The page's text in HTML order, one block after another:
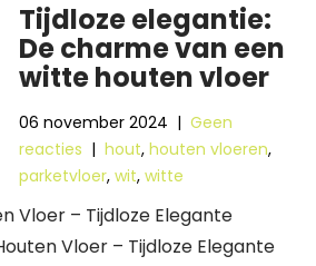
Tijdloze elegantie:
De charme van een
witte houten vloer
06 november 2024 |Geen
reacties |hout,houten vloeren,
parketvloer,wit,witte
Vloer – Tijdloze Elegante
Vloer – Tijdloze Elegante